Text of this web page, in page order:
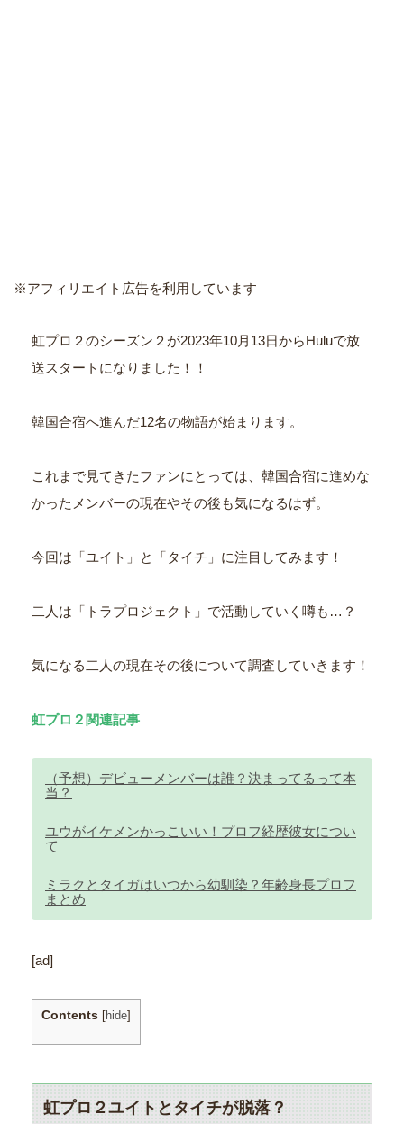
※アフィリエイト広告を利用しています
虹プロ２のシーズン２が2023年10月13日からHuluで放
送スタートになりました！！
韓国合宿へ進んだ12名の物語が始まります。
これまで見てきたファンにとっては、韓国合宿に進めな
かったメンバーの現在やその後も気になるはず。
今回は「ユイト」と「タイチ」に注目してみます！
二人は「トラプロジェクト」で活動していく噂も…？
気になる二人の現在その後について調査していきます！
虹プロ２関連記事
（予想）デビューメンバーは誰？決まってるって本
当？
ユウがイケメンかっこいい！プロフ経歴彼女につい
て
ミラクとタイガはいつから幼馴染？年齢身長プロフ
まとめ
[ad]
Contents [hide]
虹プロ２ユイトとタイチが脱落？